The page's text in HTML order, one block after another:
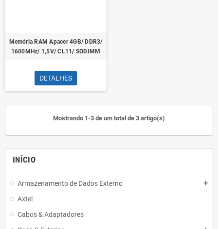
INÍCIO
Armazenamento de Dados Externo add
Axtel
Cabos & Adaptadores
Memória RAM Apacer 4GB/ DDR3/
1600MHz/ 1,5V/ CL11/ SODIMM
DETALHES
Mostrando 1-3 de um total de 3 artigo(s)